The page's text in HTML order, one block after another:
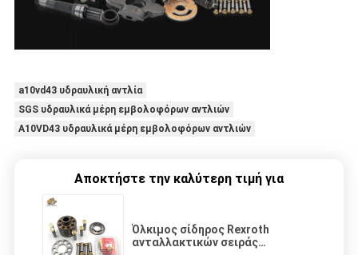
a10vd43 υδραυλική αντλία
SGS υδραυλικά μέρη εμβολοφόρων αντλιών
A10VD43 υδραυλικά μέρη εμβολοφόρων αντλιών
Αποκτήστε την καλύτερη τιμή για
Όλκιμος σίδηρος Rexroth
ανταλλακτικών σειράς